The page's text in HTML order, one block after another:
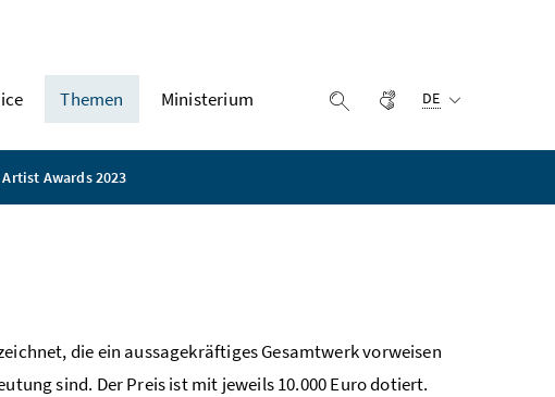
Themen Ministerium Suche einblenden
Gebärdensprache
DE
Awards 2023
die ein aussagekräftiges Gesamtwerk vorweisen
sind. Der Preis ist mit jeweils 10.000 Euro dotiert.